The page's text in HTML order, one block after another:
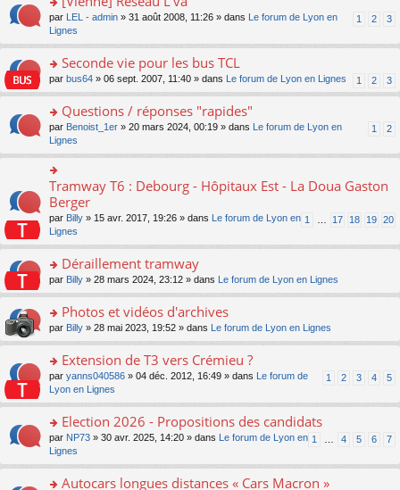
e
nt
pl
u
s
ré
c
e
o
n
lu
le
u
s
ré
c
e
nt
a
g
e
n
o
n
pl
u
s
ré
c
e
nt
er
le
m
e
s
s
e
n
o
n
lu
le
pl
u
s
ré
c
e
nt
o
s
er
le
m
e
s
s
g
n
o
n
lu
le
u
s
ré
c
e
1 2 3
par LEL - admin » 31 août 2008, 11:26 » dans
Le forum de Lyon en
Lignes
o
n
ult
er
le
m
e
s
g
o
n
lu
pl
u
s
ré
c
e
Seconde vie pour les bus TCL
1 2 3
par bus64 » 06 sept. 2007, 11:40 » dans Le forum de Lyon en Lignes
o
s
ult
er
le
m
e
s
s
a
e
o
n
lu
pl
u
s
ré
c
e
nt
Questions / réponses "rapides"
1 2
par Benoist_1er » 20 mars 2024, 00:19 » dans
Le forum de Lyon en
Lignes
o
n
ult
er
le
m
e
s
a
g
e
n
o
n
pl
u
s
ré
c
Tramway T6 : Debourg - Hôpitaux Est - La Doua Gaston
Berger
1 17 18 19 20
par Billy » 15 avr. 2017, 19:26 » dans
Le forum de Lyon en
Lignes
o
n
ult
er
le
m
e
s
g
e
n
o
n
Déraillement tramway
par Billy » 28 mars 2024, 23:12 » dans Le forum de Lyon en Lignes
o
n
ult
er
le
m
e
s
s
Photos et vidéos d'archives
par Billy » 28 mai 2023, 19:52 » dans Le forum de Lyon en Lignes
o
s
er
le
m
e
s
Extension de T3 vers Crémieu ?
1 2 3 4 5
par yanns040586 » 04 déc. 2012, 16:49 » dans
Le forum de
Lyon en Lignes
o
s
Election 2026 - Propositions des candidats
1 4 5 6 7
par NP73 » 30 avr. 2025, 14:20 » dans
Le forum de Lyon en
Lignes
Autocars longues distances « Cars Macron »